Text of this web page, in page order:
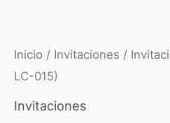
Inicio / Invitaciones /
LC-015)
Invitaciones